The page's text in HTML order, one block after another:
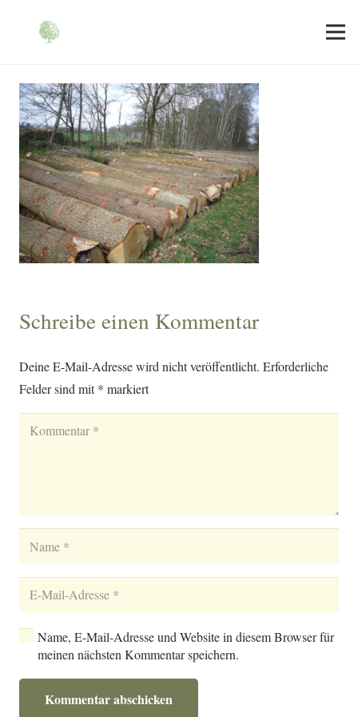
Schreibe einen Kommentar
Deine E-Mail-Adresse wird nicht veröffentlicht. Erforderliche
Felder sind mit* markiert
Name, E-Mail-Adresse und Website in diesem Browser für
meinen nächsten Kommentar speichern.
Kommentar abschicken